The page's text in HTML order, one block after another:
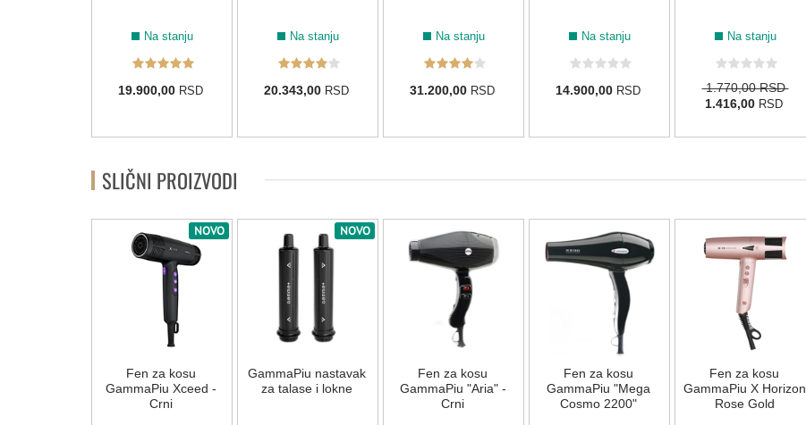
Na stanju
19.900,00 RSD
Na stanju
20.343,00 RSD
Na stanju
31.200,00 RSD
Na stanju
14.900,00 RSD
Na stanju
1.770,00 RSD
1.416,00 RSD
SLIČNI PROIZVODI
NOVO
Fen za kosu
GammaPiu Xceed -
Crni
NOVO
GammaPiu nastavak
za talase i lokne
Fen za kosu
GammaPiu "Aria" -
Crni
Fen za kosu
GammaPiu "Mega
Cosmo 2200"
Fen za kosu
GammaPiu X Horizon
Rose Gold